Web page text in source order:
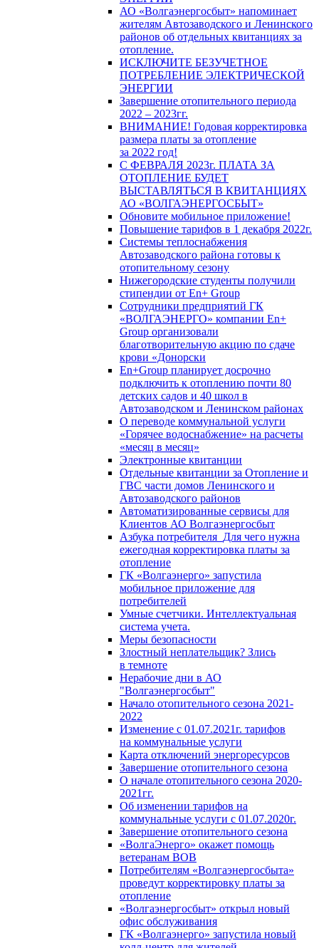
АО «Волгаэнергосбыт» напоминает
жителям Автозаводского и Ленинского
районов об отдельных квитанциях за
отопление.
ИСКЛЮЧИТЕ БЕЗУЧЕТНОЕ
ПОТРЕБЛЕНИЕ ЭЛЕКТРИЧЕСКОЙ
ЭНЕРГИИ
Завершение отопительного периода
2022 – 2023гг.
ВНИМАНИЕ! Годовая корректировка
размера платы за отопление
за 2022 год!
С ФЕВРАЛЯ 2023г. ПЛАТА ЗА
ОТОПЛЕНИЕ БУДЕТ
ВЫСТАВЛЯТЬСЯ В КВИТАНЦИЯХ
АО «ВОЛГАЭНЕРГОСБЫТ»
Обновите мобильное приложение!
Повышение тарифов в 1 декабря 2022г.
Системы теплоснабжения
Автозаводского района готовы к
отопительному сезону
Нижегородские студенты получили
стипендии от En+ Group
Сотрудники предприятий ГК
«ВОЛГАЭНЕРГО» компании En+
Group организовали
благотворительную акцию по сдаче
крови «Донорски
En+Group планирует досрочно
подключить к отоплению почти 80
детских садов и 40 школ в
Автозаводском и Ленинском районах
О переводе коммунальной услуги
«Горячее водоснабжение» на расчеты
«месяц в месяц»
Электронные квитанции
Отдельные квитанции за Отопление и
ГВС части домов Ленинского и
Автозаводского районов
Автоматизированные сервисы для
Клиентов АО Волгаэнергосбыт
Азбука потребителя_Для чего нужна
ежегодная корректировка платы за
отопление
ГК «Волгаэнерго» запустила
мобильное приложение для
потребителей
Умные счетчики. Интеллектуальная
система учета.
Меры безопасности
Злостный неплательщик? Злись
в темноте
Нерабочие дни в АО
"Волгаэнергосбыт"
Начало отопительного сезона 2021-
2022
Изменение с 01.07.2021г. тарифов
на коммунальные услуги
Карта отключений энергоресурсов
Завершение отопительного сезона
О начале отопительного сезона 2020-
2021гг.
Об изменении тарифов на
коммунальные услуги с 01.07.2020г.
Завершение отопительного сезона
«ВолгаЭнерго» окажет помощь
ветеранам ВОВ
Потребителям «Волгаэнергосбыта»
проведут корректировку платы за
отопление
«Волгаэнергосбыт» открыл новый
офис обслуживания
ГК «Волгаэнерго» запустила новый